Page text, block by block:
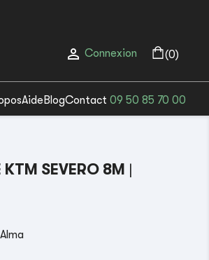
 Connexion (0)
Aide BlogContact 09 50 85 70 00
SEVERO 8M